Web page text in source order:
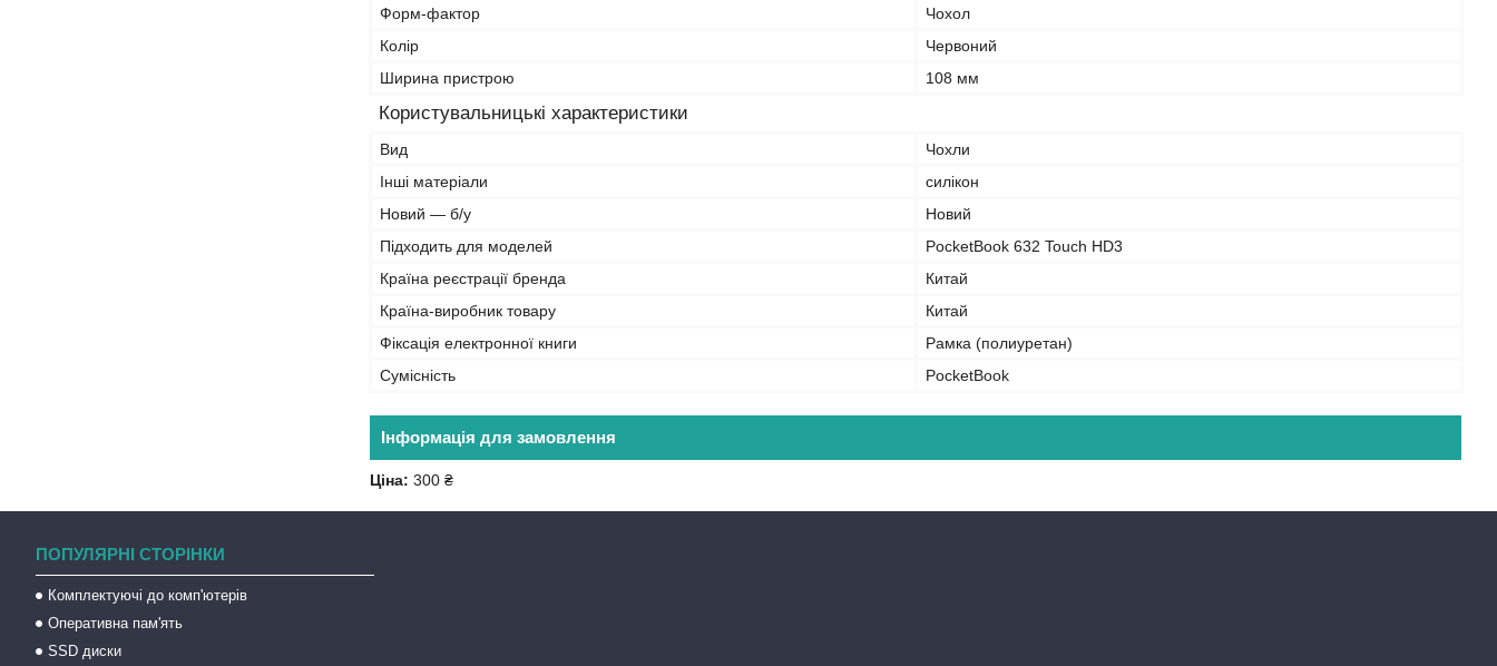
Форм-фактор
Чохол
Колір
Червоний
Ширина пристрою
108 мм
Користувальницькі характеристики
Вид
Чохли
Інші матеріали
силікон
Новий — б/у
Новий
Підходить для моделей
PocketBook 632 Touch HD3
Країна реєстрації бренда
Китай
Країна-виробник товару
Китай
Фіксація електронної книги
Рамка (полиуретан)
Сумісність
PocketBook
Інформація для замовлення
Ціна: 300 ₴
ПОПУЛЯРНІ СТОРІНКИ
Комплектуючі до комп'ютерів
Оперативна пам'ять
SSD диски